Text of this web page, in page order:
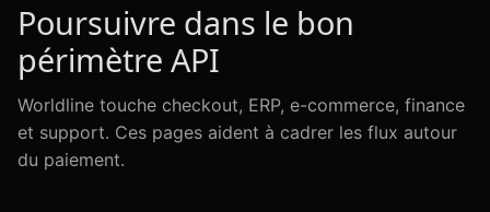
Poursuivre dans le bon
périmètre API
Worldline touche checkout, ERP, e-commerce, finance
et support. Ces pages aident à cadrer les flux autour
du paiement.